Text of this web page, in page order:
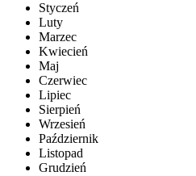
Styczeń
Luty
Marzec
Kwiecień
Maj
Czerwiec
Lipiec
Sierpień
Wrzesień
Październik
Listopad
Grudzień